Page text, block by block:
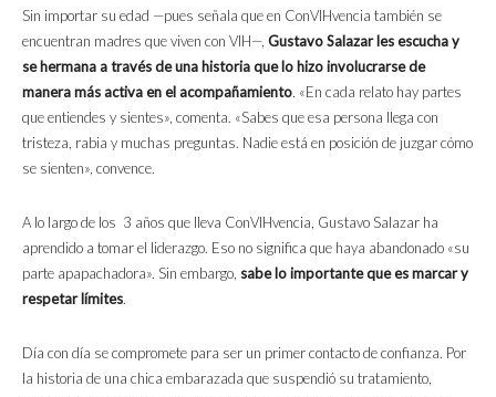
Sin importar su edad —pues señala que en ConVIHvencia también se
encuentran madres que viven con VIH—, Gustavo Salazar les escucha y
se hermana a través de una historia que lo hizo involucrarse de
manera más activa en el acompañamiento. «En cada relato hay partes
que entiendes y sientes», comenta. «Sabes que esa persona llega con
tristeza, rabia y muchas preguntas. Nadie está en posición de juzgar cómo
se sienten», convence.
A lo largo de los 3 años que lleva ConVIHvencia, Gustavo Salazar ha
aprendido a tomar el liderazgo. Eso no significa que haya abandonado «su
parte apapachadora». Sin embargo, sabe lo importante que es marcar y
respetar límites.
Día con día se compromete para ser un primer contacto de confianza. Por
la historia de una chica embarazada que suspendió su tratamiento,